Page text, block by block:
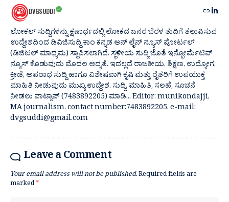
DVGSUDDI
ಲೋಕಲ್ ಸುದ್ದಿಗಳನ್ನು ಕ್ಷಣಾರ್ಧದಲ್ಲಿ ಲೋಕದ ಜನರ ಬೆರಳ ತುದಿಗೆ ತಲುಪಿಸುವ
ಉದ್ದೇಶದಿಂದ ಡಿವಿಜಿಸುದ್ದಿ.ಕಾಂ ಕನ್ನಡ ಆನ್ ಲೈನ್ ನ್ಯೂಸ್ ಪೋರ್ಟಲ್
(ಡಿಜಿಟಲ್ ಮಾಧ್ಯಮ) ಸ್ಥಾಪಿಸಲಾಗಿದೆ. ಸ್ಥಳೀಯ ಸುದ್ದಿ ಜೊತೆ ಇನ್ಫೋರ್ಮೆಟಿವ್
ನ್ಯೂಸ್ ಕೊಡುವುದು ಮೊದಲ ಆದ್ಯತೆ. ಇದಲ್ಲದೆ ರಾಜಕೀಯ, ಶಿಕ್ಷಣ, ಉದ್ಯೋಗ,
ಕ್ರೀಡೆ, ಅಪರಾಧ ಸುದ್ದಿ ಹಾಗೂ ವಿಶೇಷವಾಗಿ ಕೃಷಿ ಮತ್ತು ರೈತರಿಗೆ ಉಪಯುಕ್ತ
ಮಾಹಿತಿ ನೀಡುವುದು ಮುಖ್ಯ ಉದ್ದೇಶ. ಸುದ್ದಿ, ಮಾಹಿತಿ, ಸಲಹೆ, ಸೂಚನೆ
ನೀಡಲು ವಾಟ್ಸಾಪ್ (7483892205) ಮಾಡಿ... Editor: munikondajji,
MA journalism, contact number:7483892205, e-mail:
dvgsuddi@gmail.com
Leave a Comment
Your email address will not be published.Required fields are
marked*